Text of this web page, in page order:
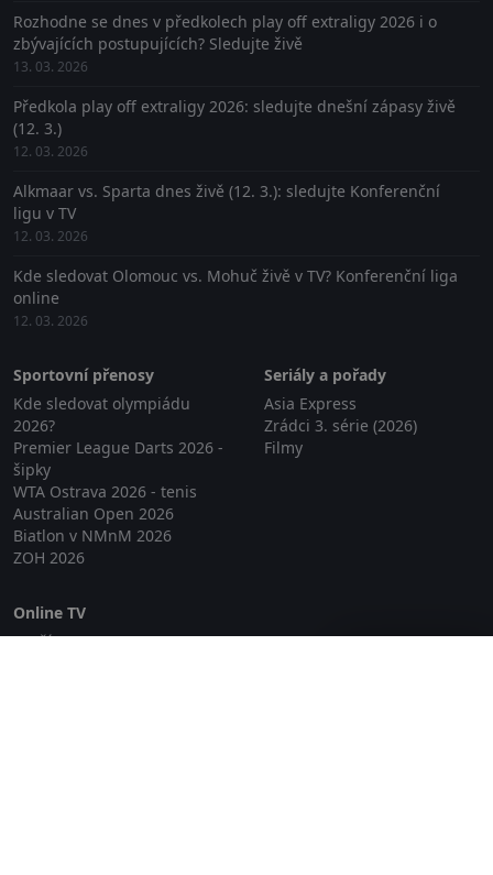
Rozhodne se dnes v předkolech play off extraligy 2026 i o
zbývajících postupujících? Sledujte živě
13. 03. 2026
Předkola play off extraligy 2026: sledujte dnešní zápasy živě
(12. 3.)
12. 03. 2026
Alkmaar vs. Sparta dnes živě (12. 3.): sledujte Konferenční
ligu v TV
12. 03. 2026
Kde sledovat Olomouc vs. Mohuč živě v TV? Konferenční liga
online
12. 03. 2026
Sportovní přenosy
Kde sledovat olympiádu
2026?
Premier League Darts 2026 -
šipky
WTA Ostrava 2026 - tenis
Australian Open 2026
Biatlon v NMnM 2026
ZOH 2026
Seriály a pořady
Asia Express
Zrádci 3. série (2026)
Filmy
Online TV
Lepší.TV